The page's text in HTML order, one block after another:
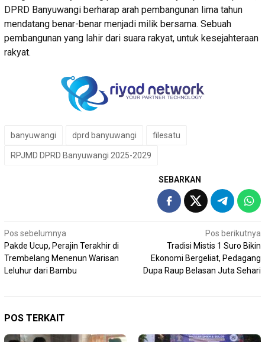
DPRD Banyuwangi berharap arah pembangunan lima tahun
mendatang benar-benar menjadi milik bersama. Sebuah
pembangunan yang lahir dari suara rakyat, untuk kesejahteraan
rakyat.
banyuwangi dprd banyuwangi filesatu
RPJMD DPRD Banyuwangi 2025-2029
SEBARKAN
Navigasi
pos
Pos sebelumnya
Pakde Ucup, Perajin Terakhir di
Trembelang Menenun Warisan
Leluhur dari Bambu
Pos berikutnya
Tradisi Mistis 1 Suro Bikin
Ekonomi Bergeliat, Pedagang
Dupa Raup Belasan Juta Sehari
POS TERKAIT